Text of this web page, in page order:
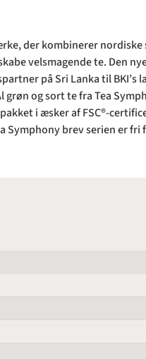
der kombinerer nordiske
velsmagende te. Den
på Sri Lanka til BKI’s
og sort te fra Tea
i æsker af FSC®-
Symphony brev serien er